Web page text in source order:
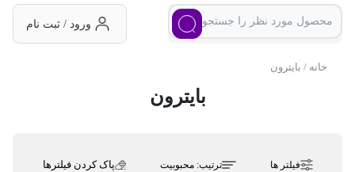
ورود / ثبت نام
خانه / بایترون
بایترون
فیلتر ها ترتیب:محبوبیت پاک کردن فیلترها